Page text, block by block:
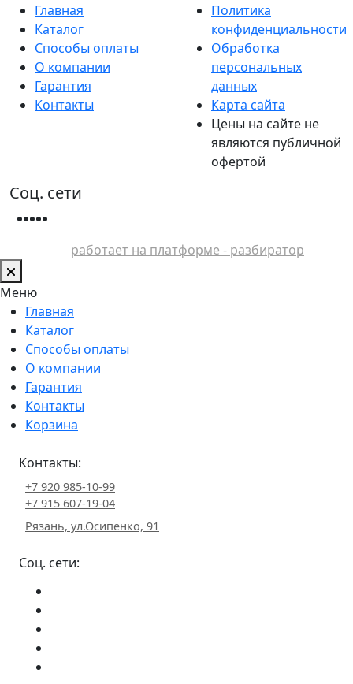
Главная
Каталог
Способы оплаты
О компании
Гарантия
Контакты
Политика
конфиденциальности
Обработка
персональных
данных
Карта сайта
Цены на сайте не
являются публичной
офертой
Соц. сети
работает на платформе - разбиратор
Меню
Главная
Каталог
Способы оплаты
О компании
Гарантия
Контакты
Корзина
Контакты:
+7 920 985-10-99
+7 915 607-19-04
Рязань, ул.Осипенко, 91
Соц. сети: